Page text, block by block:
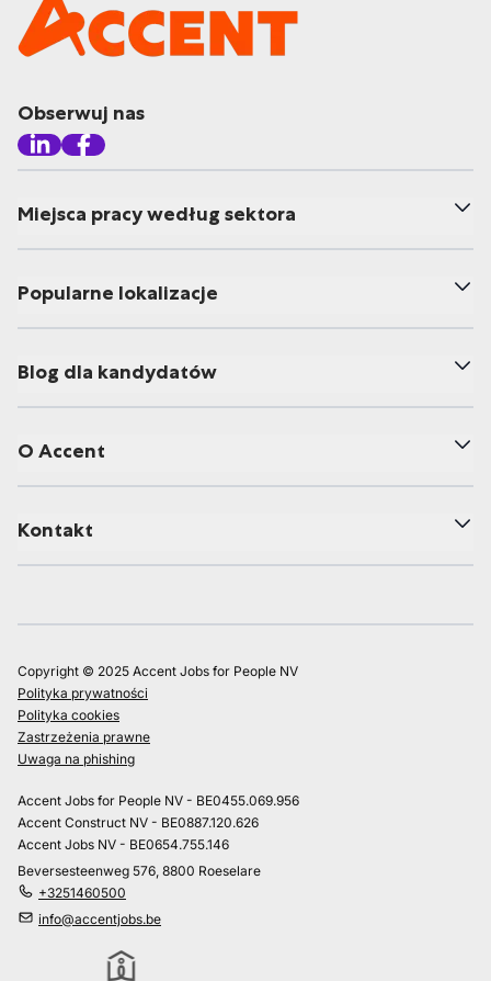
Obserwuj nas
Miejsca pracy według sektora
Popularne lokalizacje
Blog dla kandydatów
O Accent
Kontakt
Copyright © 2025 Accent Jobs for People NV
Polityka prywatności
Polityka cookies
Zastrzeżenia prawne
Uwaga na phishing
Accent Jobs for People NV - BE0455.069.956
Accent Construct NV - BE0887.120.626
Accent Jobs NV - BE0654.755.146
Beversesteenweg 576, 8800 Roeselare
+3251460500
info@accentjobs.be